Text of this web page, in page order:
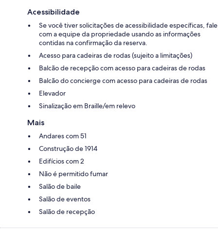
Acessibilidade
Se você tiver solicitações de acessibilidade específicas, fale
com a equipe da propriedade usando as informações
contidas na confirmação da reserva.
Acesso para cadeiras de rodas (sujeito a limitações)
Balcão de recepção com acesso para cadeiras de rodas
Balcão do concierge com acesso para cadeiras de rodas
Elevador
Sinalização em Braille/em relevo
Mais
Andares com 51
Construção de 1914
Edifícios com 2
Não é permitido fumar
Salão de baile
Salão de eventos
Salão de recepção